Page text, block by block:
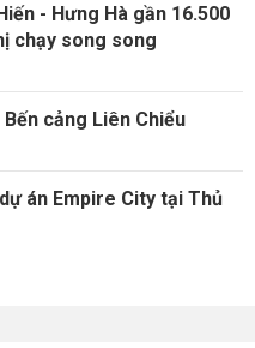
- Hưng Hà gần 16.500
chạy song song
cảng Liên Chiểu
án Empire City tại Thủ